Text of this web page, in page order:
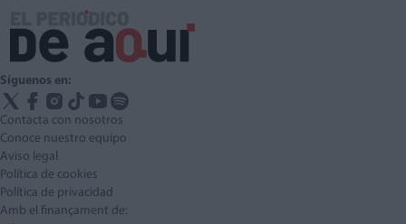
Síguenos en:
Contacta con nosotros
Conoce nuestro equipo
Aviso legal
Política de cookies
Política de privacidad
Amb el finançament de: